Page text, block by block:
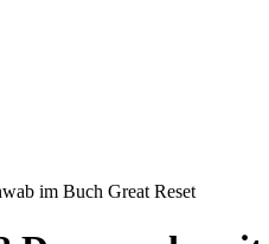
im Buch Great Reset